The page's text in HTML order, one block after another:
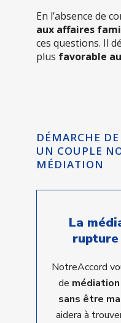
En l’absence de
aux affaires
ces questions. Il
plus favorable
DÉMARCHE
UN COUPLE
MÉDIATION
La
rupture
NotreAccord
de médiation
sans être
aidera à